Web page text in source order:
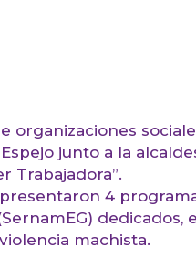
organizaciones
junto a la
Trabajadora”.
4
machista.